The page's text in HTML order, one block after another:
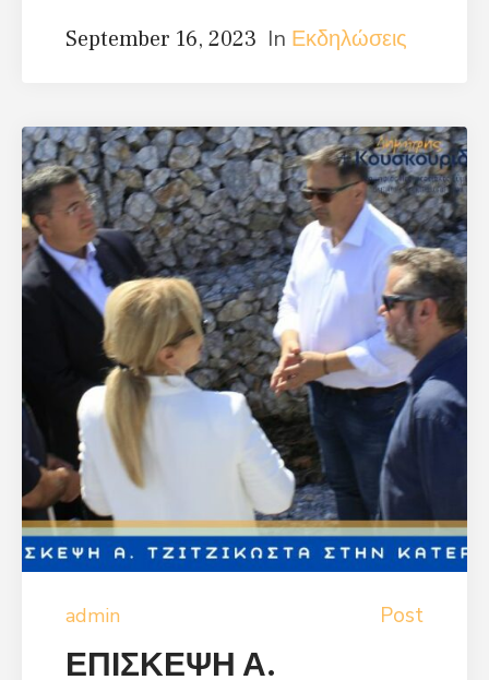
September 16, 2023 In Εκδηλώσεις
admin Post
ΕΠΙΣΚΕΨΗ Α.